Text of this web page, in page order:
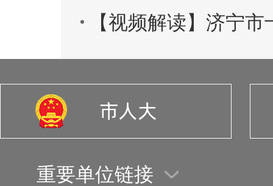
【视频解读】济宁
重要单位链接